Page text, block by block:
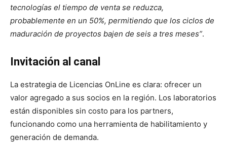
tecnologías el tiempo de venta se reduzca,
probablemente en un 50%, permitiendo que los ciclos de
maduración de proyectos bajen de seis a tres meses”.
Invitación al canal
La estrategia de Licencias OnLine es clara: ofrecer un
valor agregado a sus socios en la región. Los laboratorios
están disponibles sin costo para los partners,
funcionando como una herramienta de habilitamiento y
generación de demanda.